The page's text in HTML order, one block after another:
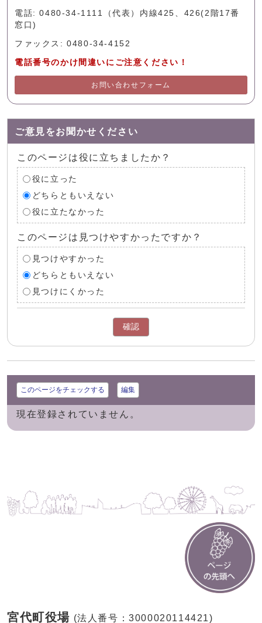
電話: 0480-34-1111（代表）内線425、426(2階17番
窓口)
ファックス: 0480-34-4152
電話番号のかけ間違いにご注意ください！
お問い合わせフォーム
ご意見をお聞かせください
このページは役に立ちましたか？
役に立った
どちらともいえない
役に立たなかった
このページは見つけやすかったですか？
見つけやすかった
どちらともいえない
見つけにくかった
確認
このページをチェックする 編集
現在登録されていません。
宮代町役場 (法人番号：3000020114421)